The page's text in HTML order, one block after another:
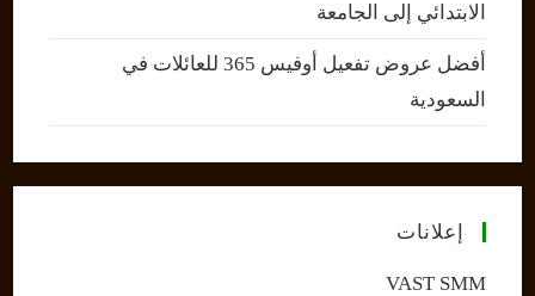
الابتدائي إلى الجامعة
أفضل عروض تفعيل أوفيس 365 للعائلات في
السعودية
إعلانات
VAST SMM